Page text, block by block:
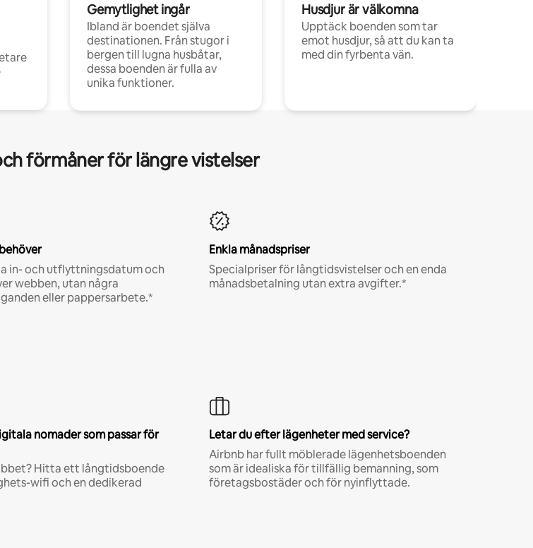
Gemytlighet ingår
Ibland är boendet själva
destinationen. Från stugor i
bergen till lugna husbåtar,
dessa boenden är fulla av
unika funktioner.
Husdjur är välkomna
Upptäck boenden som tar
emot husdjur, så att du kan ta
med din fyrbenta vän.
förmåner för längre vistelser
in- och utflyttningsdatum och
webben, utan några
eller pappersarbete.*
Enkla månadspriser
Specialpriser för långtidsvistelser och en enda
månadsbetalning utan extra avgifter.*
nomader som passar för
Hitta ett långtidsboende
wifi och en dedikerad
Letar du efter lägenheter med service?
Airbnb har fullt möblerade lägenhetsboenden
som är idealiska för tillfällig bemanning, som
företagsbostäder och för nyinflyttade.